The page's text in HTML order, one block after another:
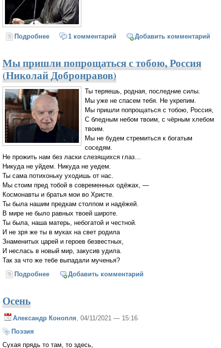
Подробнее о Мир движется к финалу. Протоиерей Андрей
1 комментарий Добавить комментарий
Мы пришли попрощаться с тобою, Россия
(Николай Добронравов)
Ты теряешь, родная, последние силы.
Мы уже не спасем тебя. Не укрепим.
Мы пришли попрощаться с тобою, Россия,
С бледным небом твоим, с чёрным хлебом
твоим.
Мы не будем стремиться к богатым
соседям.
Не прожить нам без ласки слезящихся глаз…
Никуда не уйдем. Никуда не уедем.
Ты сама потихоньку уходишь от нас.
Мы стоим пред тобой в современных одёжах, —
Космонавты и братья мои во Христе.
Ты была нашим предкам столпом и надёжей.
В мире не было равных твоей широте.
Ты была, наша матерь, небогатой и честной.
И не зря же ты в муках на свет родила
Знаменитых царей и героев безвестных,
И неслась в новый мир, закусив удила.
Так за что же тебе выпадали мученья?
Подробнее о Мы пришли попрощаться с тобою, Россия
Добавить комментарий
Осень
Александр Конопля, 04/11/2021 — 15:16
Поэзия
Сухая прядь то там, то здесь,